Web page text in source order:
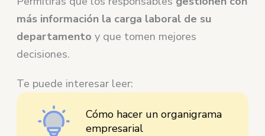
más información la carga laboral de su
departamento y que tomen mejores
decisiones.
Te puede interesar leer:
Cómo hacer un organigrama
empresarial